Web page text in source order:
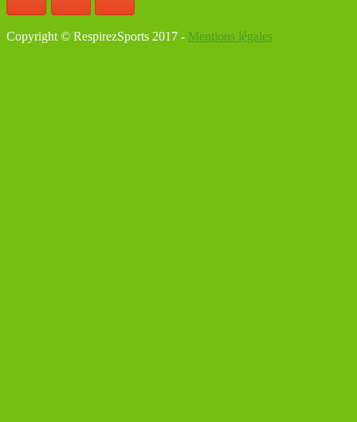
Copyright © RespirezSports 2017 - Mentions légales